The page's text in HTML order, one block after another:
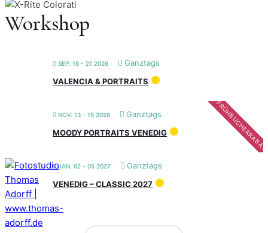
Workshop
SEP. 18 - 21 2026
Ganztags
VALENCIA & PORTRAITS
NOV. 13 - 15 2026 Ganztags
MOODY PORTRAITS VENEDIG
JAN. 02 - 05 2027
Ganztags
VENEDIG – CLASSIC 2027